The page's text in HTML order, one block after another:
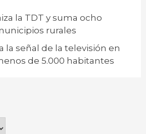
la TDT y suma ocho
rurales
la señal de la televisión en
de 5.000 habitantes